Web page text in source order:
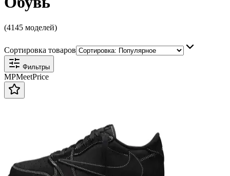
(4145 моделей)
Сортировка товаров
Фильтры
MPMeetPrice